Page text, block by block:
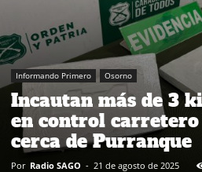
Informando Primero Osorno
Incautan más de 3
en control
cerca de Purranque
Por Radio SAGO - 21 de agosto de 2025